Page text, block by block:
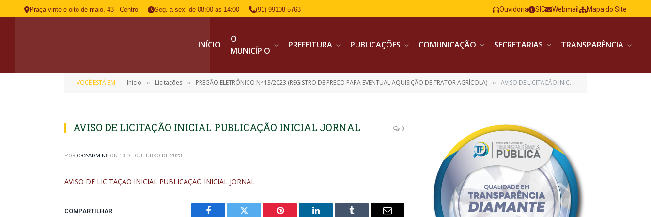
Praça vinte e oito de maio, 43 - Centro Seg. a sex. de 08:00 às 14:00 (91) 99108-5763 Ouvidoria SIC Webmail Mapa do Site
INÍCIO
O
MUNICÍPIO
PREFEITURA PUBLICAÇÕES COMUNICAÇÃO SECRETARIAS TRANSPARÊNCIA
VOCÊ ESTÁ EM: Inicio » Licitações » PREGÃO ELETRÔNICO Nº 13/2023 (REGISTRO DE PREÇO PARA EVENTUAL AQUISIÇÃO DE TRATOR AGRÍCOLA) » AVISO DE LICITAÇÃO INICIAL PUBLICAÇÃO INICIAL JORNAL
AVISO DE LICITAÇÃO INICIAL PUBLICAÇÃO INICIAL JORNAL 0
POR CR2-ADMIN8 ON 13 DE OUTUBRO DE 2023
AVISO DE LICITAÇÃO INICIAL PUBLICAÇÃO INICIAL JORNAL
COMPARTILHAR.